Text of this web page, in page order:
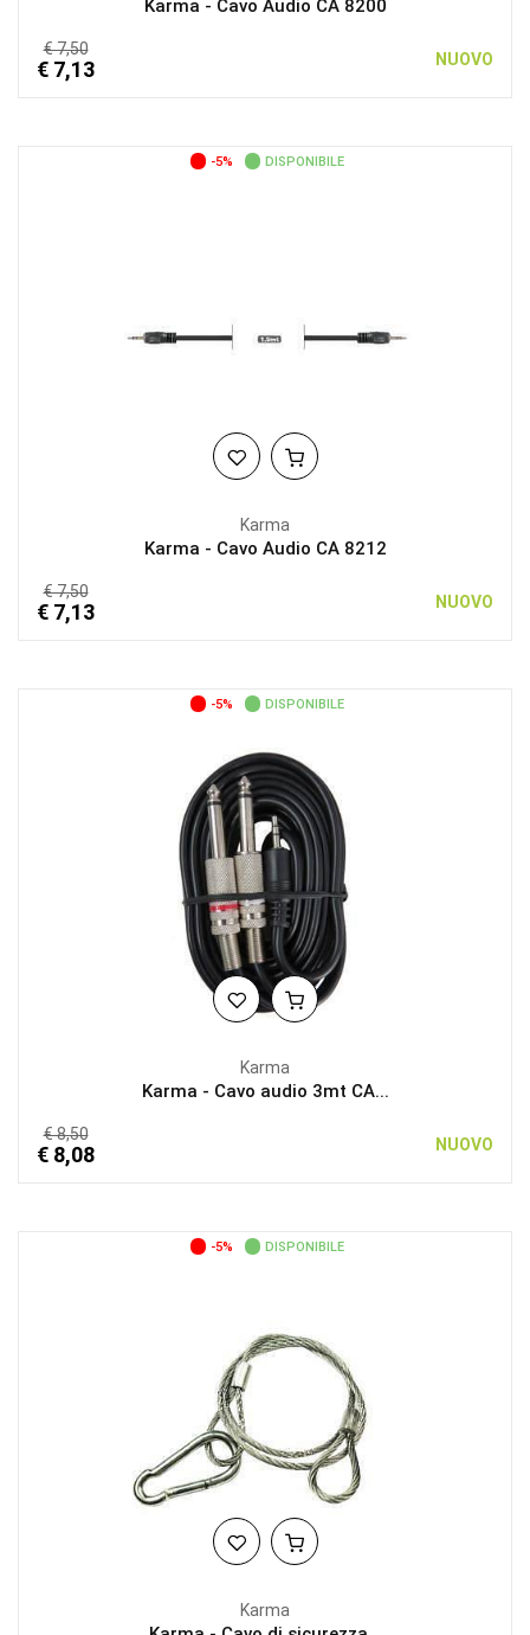
Karma - Cavo Audio CA 8200
€ 7,50
€ 7,13 NUOVO
-5% DISPONIBILE
Karma
Karma - Cavo Audio CA 8212
€ 7,50
€ 7,13 NUOVO
-5% DISPONIBILE
Karma
Karma - Cavo audio 3mt CA...
€ 8,50
€ 8,08 NUOVO
-5% DISPONIBILE
Karma